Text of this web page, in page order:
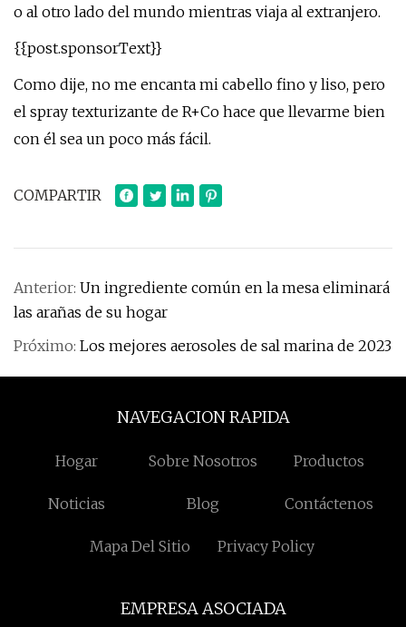
o al otro lado del mundo mientras viaja al extranjero.
{{post.sponsorText}}
Como dije, no me encanta mi cabello fino y liso, pero
el spray texturizante de R+Co hace que llevarme bien
con él sea un poco más fácil.
COMPARTIR
Anterior: Un ingrediente común en la mesa eliminará
las arañas de su hogar
Próximo: Los mejores aerosoles de sal marina de 2023
NAVEGACION RAPIDA
Hogar Sobre Nosotros Productos
Noticias Blog Contáctenos
Mapa Del Sitio Privacy Policy
EMPRESA ASOCIADA